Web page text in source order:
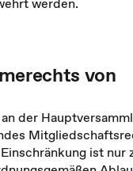
von
der
ist nur